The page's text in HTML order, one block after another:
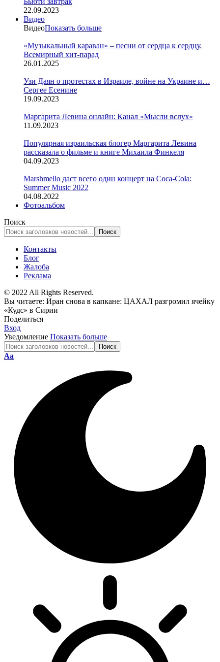
22.09.2023
Видео
ВидеоПоказать больше
«Музыкальный караван» – песни от сердца к сердцу.
Всемирный хит-парад
26.01.2025
Узи Даян о протестах в Израиле, войне на Украине и…
Сергее Есенине
19.09.2023
Маргарита Левина онлайн: Канал «Мысли вслух»
11.09.2023
Популярная израильская блогер Маргарита Левина
рассказала о фильме и книге Михаила Финкеля
04.09.2023
Marshmello даст всего один концерт на Coca-Cola:
Summer Music 2022
04.08.2022
Фотоальбом
Поиск
Контакты
Блог
Жалоба
Реклама
© 2022 All Rights Reserved.
Вы читаете: Иран снова в капкане: ЦАХАЛ разгромил ячейку
«Кудс» в Сирии
Поделиться
Вход
Уведомление Показать больше
Изменение
Аа